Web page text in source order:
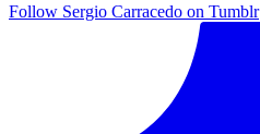
Follow Sergio Carracedo on Tumblr